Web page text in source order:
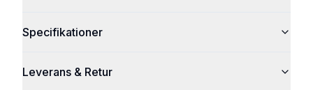
Specifikationer
Leverans & Retur